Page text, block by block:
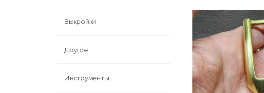
Выкройки
Другое
Инструменты